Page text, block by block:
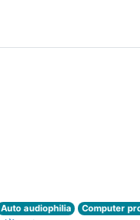
Auto audiophilia
Computer